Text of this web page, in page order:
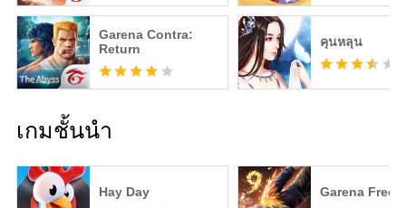
Garena Contra:
Return
คุนหลุน
เกมชั้นนำ
Hay Day Garena Free